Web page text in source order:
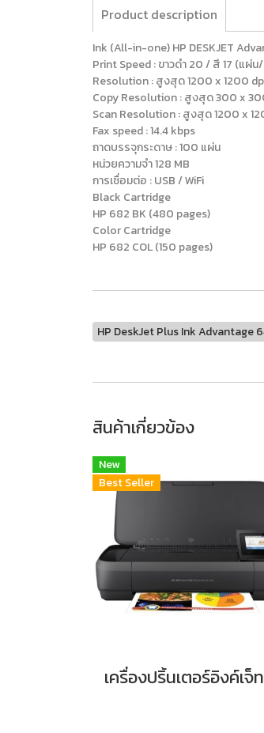
Product description
Ink (All-in-one) HP DESKJET
Print Speed : ขาวดำ 20 / สี 17 (แผ่น
Resolution : สูงสุด 1200 x 1200
Copy Resolution : สูงสุด 300 x
Scan Resolution : สูงสุด 1200 x
Fax speed : 14.4 kbps
ถาดบรรจุกระดาษ : 100 แผ่น
หน่วยความจำ 128 MB
การเชื่อมต่อ : USB / WiFi
Black Cartridge
HP 682 BK (480 pages)
Color Cartridge
HP 682 COL (150 pages)
HP DeskJet Plus Ink Advantage
สินค้าเกี่ยวข้อง
New
Best Seller